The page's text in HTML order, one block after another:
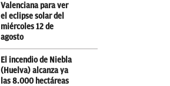
Valenciana para ver
el eclipse solar del
miércoles 12 de
agosto
El incendio de Niebla
(Huelva) alcanza ya
las 8.000 hectáreas